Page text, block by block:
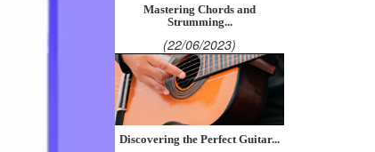
Mastering Chords and
Strumming...
(22/06/2023)
Discovering the Perfect Guitar...